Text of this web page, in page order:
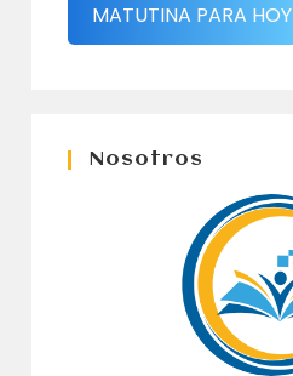
MATUTINA PARA HOY
Nosotros